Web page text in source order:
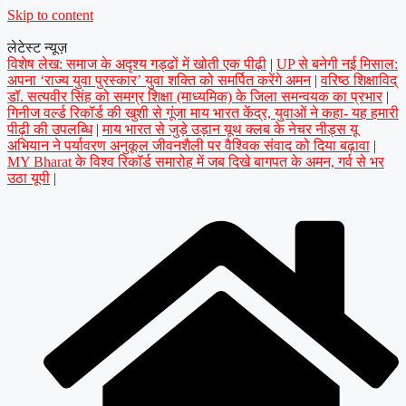
Skip to content
लेटेस्ट न्यूज़
विशेष लेख: समाज के अदृश्य गड्ढों में खोती एक पीढ़ी | UP से बनेगी नई मिसाल:
अपना ‘राज्य युवा पुरस्कार’ युवा शक्ति को समर्पित करेंगे अमन | वरिष्ठ शिक्षाविद्
डॉ. सत्यवीर सिंह को समग्र शिक्षा (माध्यमिक) के जिला समन्वयक का प्रभार |
गिनीज वर्ल्ड रिकॉर्ड की खुशी से गूंजा माय भारत केंद्र, युवाओं ने कहा- यह हमारी
पीढ़ी की उपलब्धि | माय भारत से जुड़े उड़ान यूथ क्लब के नेचर नीड्स यू
अभियान ने पर्यावरण अनुकूल जीवनशैली पर वैश्विक संवाद को दिया बढ़ावा |
MY Bharat के विश्व रिकॉर्ड समारोह में जब दिखे बागपत के अमन, गर्व से भर
उठा यूपी |